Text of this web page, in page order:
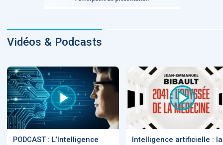
Vidéos & Podcasts
PODCAST : L’Intelligence
Intelligence artificielle : la